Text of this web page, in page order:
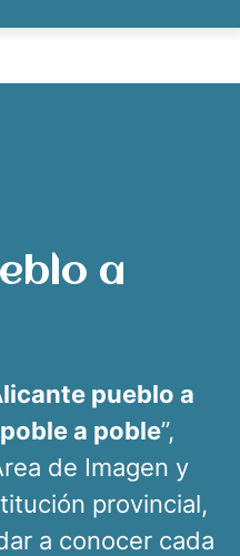
a
pueblo a
a poble”,
de Imagen y
provincial,
a conocer cada